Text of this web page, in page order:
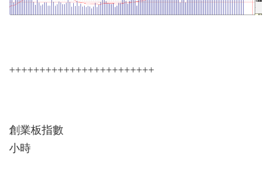
++++++++++++++++++++++++
創業板指數
小時